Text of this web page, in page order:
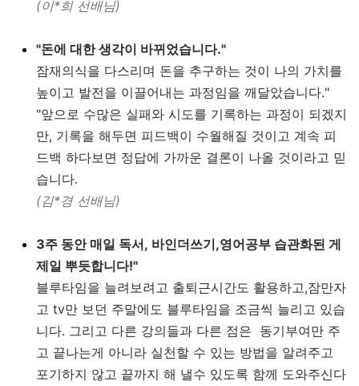
(이*희 선배님)
"돈에 대한 생각이 바뀌었습니다."
잠재의식을 다스리며 돈을 추구하는 것이 나의 가치를
높이고 발전을 이끌어내는 과정임을 깨달았습니다."
"앞으로 수많은 실패와 시도를 기록하는 과정이 되겠지
만, 기록을 해두면 피드백이 수월해질 것이고 계속 피
드백 하다보면 정답에 가까운 결론이 나올 것이라고 믿
습니다.
(김*경 선배님)
3주 동안 매일 독서, 바인더쓰기,영어공부 습관화된 게
제일 뿌듯합니다!"
블루타임을 늘려보려고 출퇴근시간도 활용하고,잠만자
고 tv만 보던 주말에도 블루타임을 조금씩 늘리고 있습
니다. 그리고 다른 강의들과 다른 점은 동기부여만 주
고 끝나는게 아니라 실천할 수 있는 방법을 알려주고
포기하지 않고 끝까지 해 낼수 있도록 함께 도와주신다